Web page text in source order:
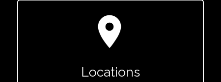
location_on
Locations